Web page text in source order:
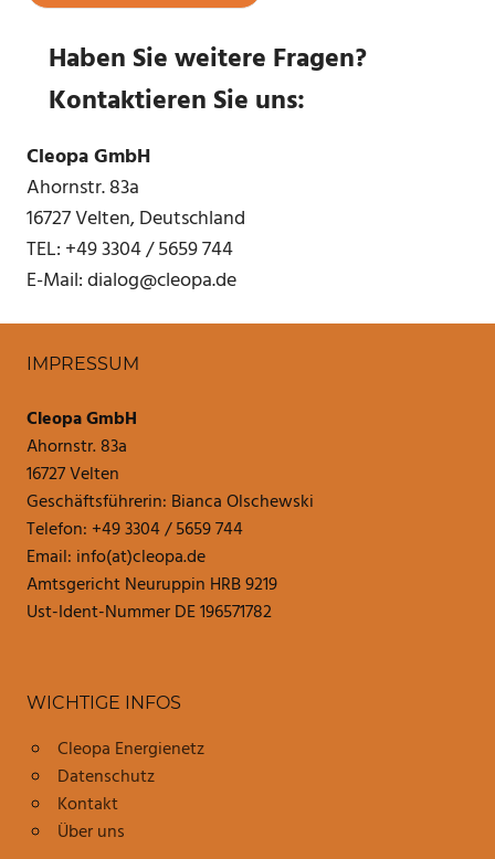
Haben Sie weitere Fragen?
Kontaktieren Sie uns:
Cleopa GmbH
Ahornstr. 83a
16727 Velten, Deutschland
TEL: +49 3304 / 5659 744
E-Mail: dialog@cleopa.de
IMPRESSUM
Cleopa GmbH
Ahornstr. 83a
16727 Velten
Geschäftsführerin: Bianca Olschewski
Telefon: +49 3304 / 5659 744
Email: info(at)cleopa.de
Amtsgericht Neuruppin HRB 9219
Ust-Ident-Nummer DE 196571782
WICHTIGE INFOS
Cleopa Energienetz
Datenschutz
Kontakt
Über uns